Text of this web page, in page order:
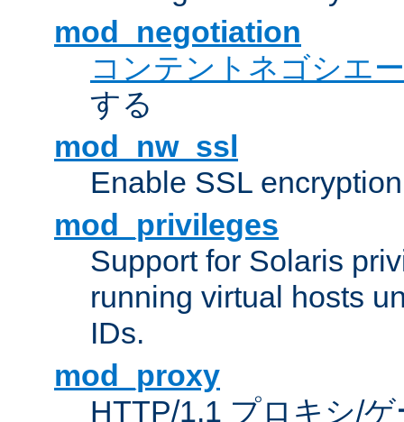
mod_negotiation
コンテントネゴシエ
する
mod_nw_ssl
Enable SSL
mod_privileges
Support for Solaris
running virtual hosts
IDs.
mod_proxy
HTTP/1.1 プロキシ/